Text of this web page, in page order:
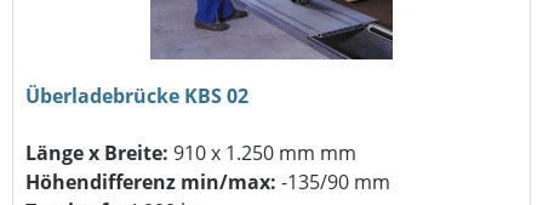
Überladebrücke KBS 02
Länge x Breite: 910 x 1.250 mm mm
Höhendifferenz min/max: -135/90 mm